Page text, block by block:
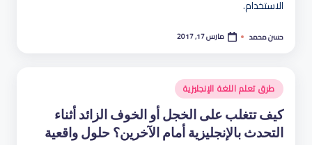
الاستخدام.
تمّ
حسن محمد مارس 17, 2017
نُشر
في
طرق تعلم اللغة الإنجليزية
كيف تتغلب على الخجل أو الخوف الزائد أثناء
التحدث بالإنجليزية أمام الآخرين؟ حلول واقعية